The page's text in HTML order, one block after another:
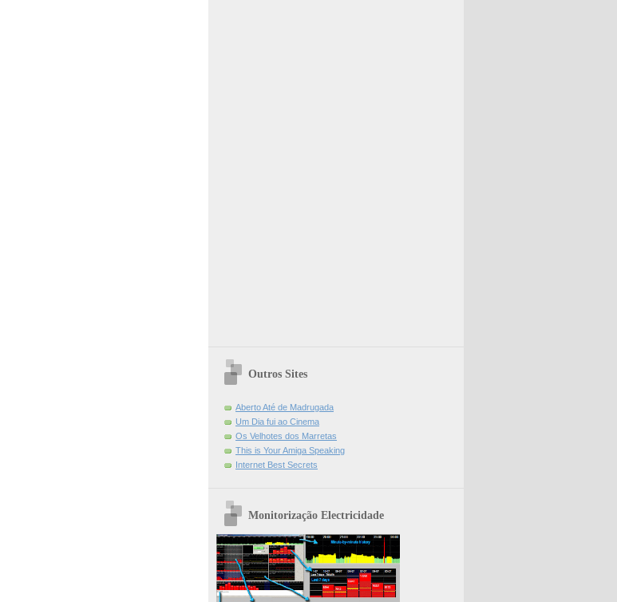
Outros Sites
Aberto Até de Madrugada
Um Dia fui ao Cinema
Os Velhotes dos Marretas
This is Your Amiga Speaking
Internet Best Secrets
Monitorização Electricidade